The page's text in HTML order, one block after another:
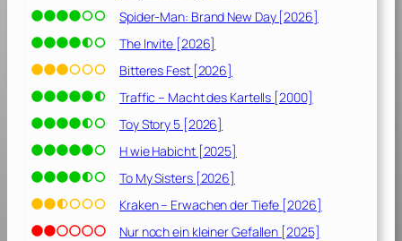
Spider-Man: Brand New Day [2026]
The Invite [2026]
Bitteres Fest [2026]
Traffic – Macht des Kartells [2000]
Toy Story 5 [2026]
H wie Habicht [2025]
To My Sisters [2026]
Kraken – Erwachen der Tiefe [2026]
Nur noch ein kleiner Gefallen [2025]